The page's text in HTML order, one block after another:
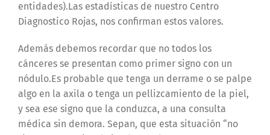
entidades).Las estadísticas de nuestro Centro
Diagnostico Rojas, nos confirman estos valores.
Además debemos recordar que no todos los
cánceres se presentan como primer signo con un
nódulo.Es probable que tenga un derrame o se palpe
algo en la axila o tenga un pellizcamiento de la piel,
y sea ese signo que la conduzca, a una consulta
médica sin demora. Sepan, que esta situación “no